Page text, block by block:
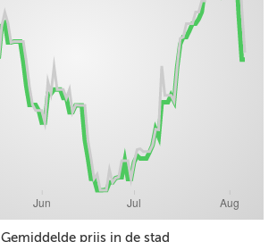
Gemiddelde prijs in de stad